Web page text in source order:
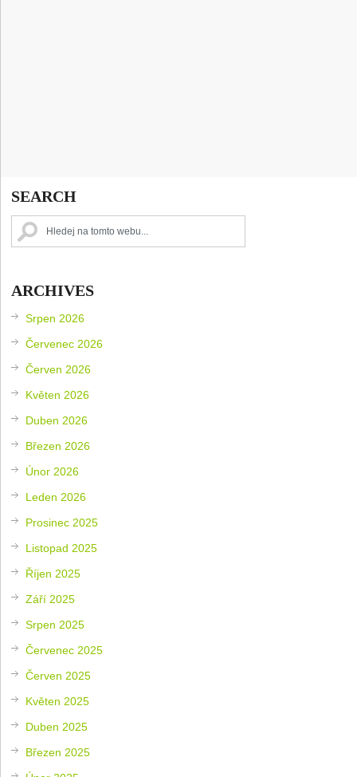
SEARCH
ARCHIVES
Srpen 2026
Červenec 2026
Červen 2026
Květen 2026
Duben 2026
Březen 2026
Únor 2026
Leden 2026
Prosinec 2025
Listopad 2025
Říjen 2025
Září 2025
Srpen 2025
Červenec 2025
Červen 2025
Květen 2025
Duben 2025
Březen 2025